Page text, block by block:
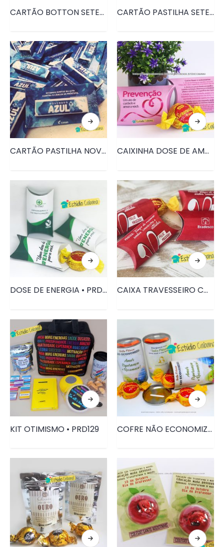
CARTÃO BOTTON SETEMBRO AMARELO • PRD143 CARTÃO PASTILHA SETEMBRO AMARELO • PRD141
CARTÃO PASTILHA NOVEMBRO AZUL • PRD141 CAIXINHA DOSE DE AMOR OUTUBRO ROSA • PRD131
DOSE DE ENERGIA • PRD100 CAIXA TRAVESSEIRO COM BOMBOM • PRD099
KIT OTIMISMO • PRD129 COFRE NÃO ECONOMIZE DE PÁSCOA • PRD082